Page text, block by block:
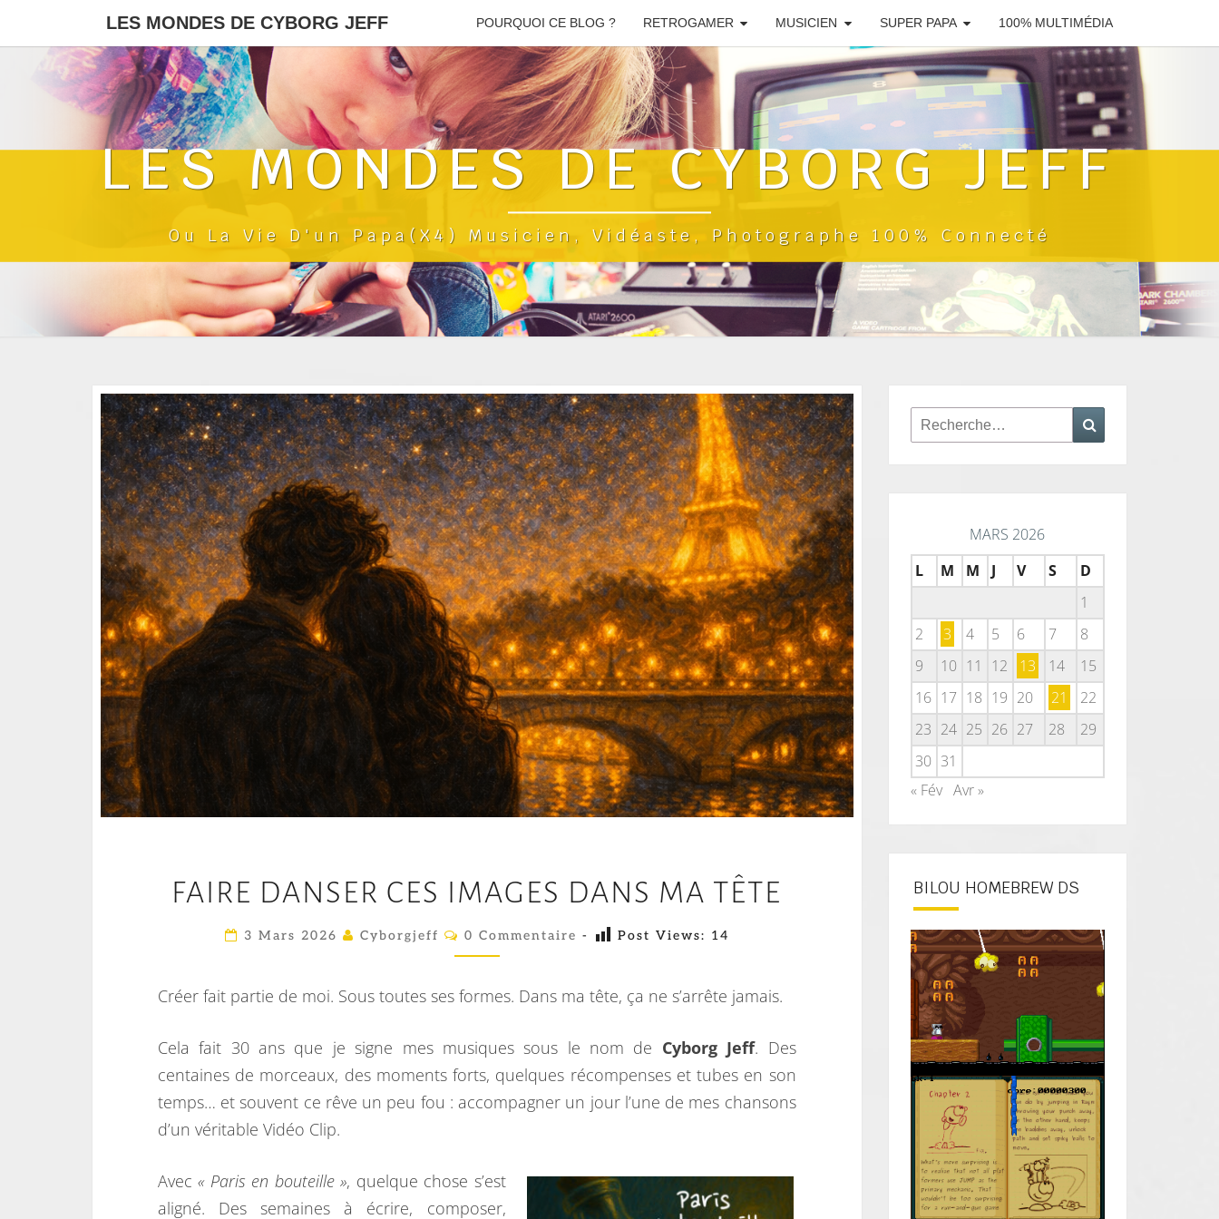
LES MONDES DE CYBORG JEFF POURQUOI CE BLOG ? RETROGAMER MUSICIEN SUPER PAPA 100% MULTIMÉDIA
LES MONDES DE CYBORG JEFF
Ou La Vie D'un Papa(x4) Musicien, Vidéaste, Photographe 100% Connecté
A
R
D
N
S
E
FAIRE DANSER CES IMAGES DANS MA TÊTE
3 Mars 2026 Cyborgjeff
C
M
E
N
I
E
0 Commentaire - Post Views: 14
Créer fait partie de moi. Sous toutes ses formes. Dans ma tête, ça ne s’arrête jamais.
Cela fait 30 ans que je signe mes musiques sous le nom de Cyborg Jeff. Des
centaines de morceaux, des moments forts, quelques récompenses et tubes en son
temps… et souvent ce rêve un peu fou : accompagner un jour l’une de mes chansons
d’un véritable Vidéo Clip.
Avec« Paris en bouteille », quelque chose s’est
aligné. Des semaines à écrire, composer,
Rechercher :
MARS 2026
L
M M J V S
D
1
2
3 4 5 6 7
8
9
10 11 12 13 14
15
16 17 18 19 20 21
22
23 24 25 26 27 28
29
30 31
« Fév Avr »
BILOU HOMEBREW DS